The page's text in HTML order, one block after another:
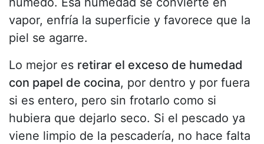
vapor, enfría la superficie y favorece que la
piel se agarre.
Lo mejor es retirar el exceso de humedad
con papel de cocina, por dentro y por fuera
si es entero, pero sin frotarlo como si
hubiera que dejarlo seco. Si el pescado ya
viene limpio de la pescadería, no hace falta